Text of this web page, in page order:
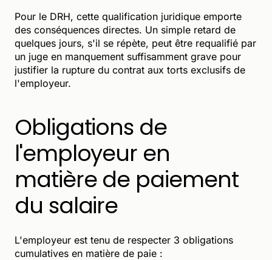
Pour le DRH, cette qualification juridique emporte
des conséquences directes. Un simple retard de
quelques jours, s'il se répète, peut être requalifié par
un juge en manquement suffisamment grave pour
justifier la rupture du contrat aux torts exclusifs de
l'employeur.
Obligations de
l'employeur en
matière de paiement
du salaire
L'employeur est tenu de respecter 3 obligations
cumulatives en matière de paie :